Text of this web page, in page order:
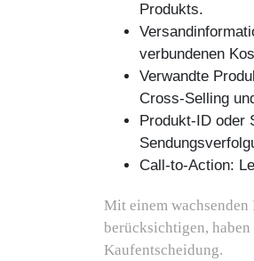
Produkts.
verbundenen
Verwandte
Cross-Selling
Produkt-ID oder
Call-to-Action:
Mit einem wachsenden
berücksichtigen,
Kaufentscheidung.